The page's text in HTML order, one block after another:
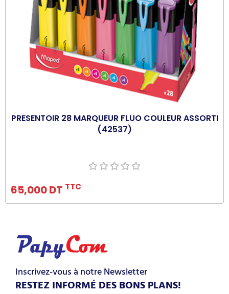
PRESENTOIR 28 MARQUEUR FLUO COULEUR ASSORTI
(42537)
65,000 DT TTC
Inscrivez-vous à notre Newsletter
RESTEZ INFORMÉ DES BONS PLANS!